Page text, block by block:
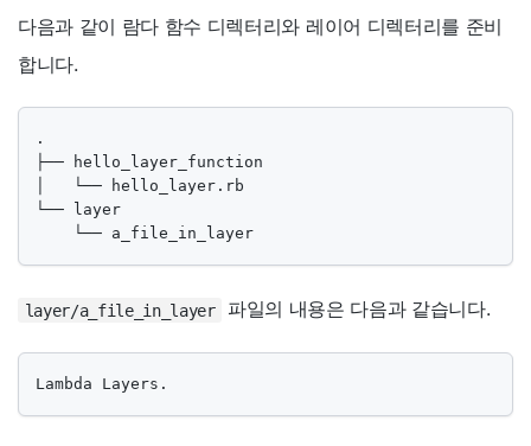
다음과 같이 람다 함수 디렉터리와 레이어 디렉터리를 준비
합니다.
.
├── hello_layer_function
│   └── hello_layer.rb
└── layer
    └── a_file_in_layer
layer/a_file_in_layer 파일의 내용은 다음과 같습니다.
Lambda Layers.